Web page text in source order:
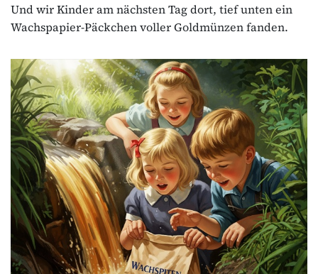
Und wir Kinder am nächsten Tag dort, tief unten ein
Wachspapier-Päckchen voller Goldmünzen fanden.